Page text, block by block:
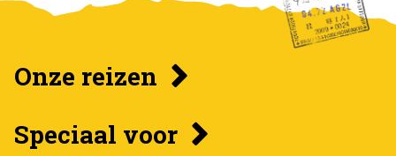
Onze reizen
Speciaal voor